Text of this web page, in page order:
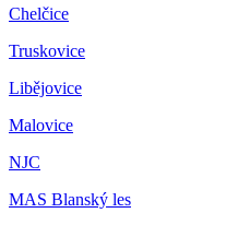
Chelčice
Truskovice
Libějovice
Malovice
NJC
MAS Blanský les